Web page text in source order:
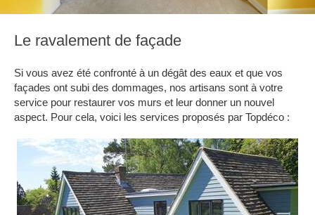
Le ravalement de façade
Si vous avez été confronté à un dégât des eaux et que vos
façades ont subi des dommages, nos artisans sont à votre
service pour restaurer vos murs et leur donner un nouvel
aspect. Pour cela, voici les services proposés par Topdéco :